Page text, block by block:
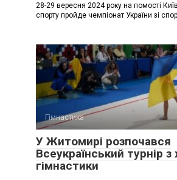
28-29 вересня 2024 року на помості
спорту пройде чемпіонат України зі
Гімнастика
У Житомирі розпочався
Всеукраїнський турнір
гімнастики